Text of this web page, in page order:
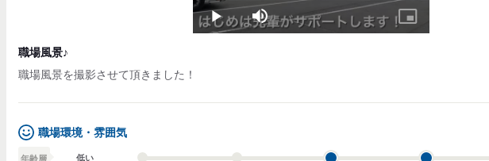
Play Mute
Picture-
in-
職場風景♪
職場風景を撮影させて頂きました！
職場環境・雰囲気
年齢層 低い